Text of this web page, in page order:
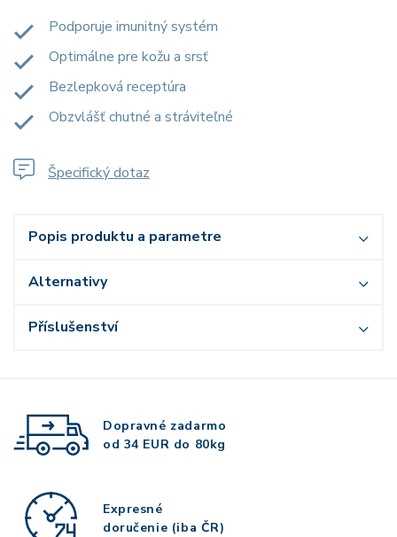
Podporuje imunitný systém
Optimálne pre kožu a srsť
Bezlepková receptúra
Obzvlášť chutné a stráviteľné
Špecifický dotaz
Popis produktu a parametre
Alternativy
Příslušenství
Dopravné zadarmo
od 34 EUR do 80kg
Expresné
doručenie (iba ČR)